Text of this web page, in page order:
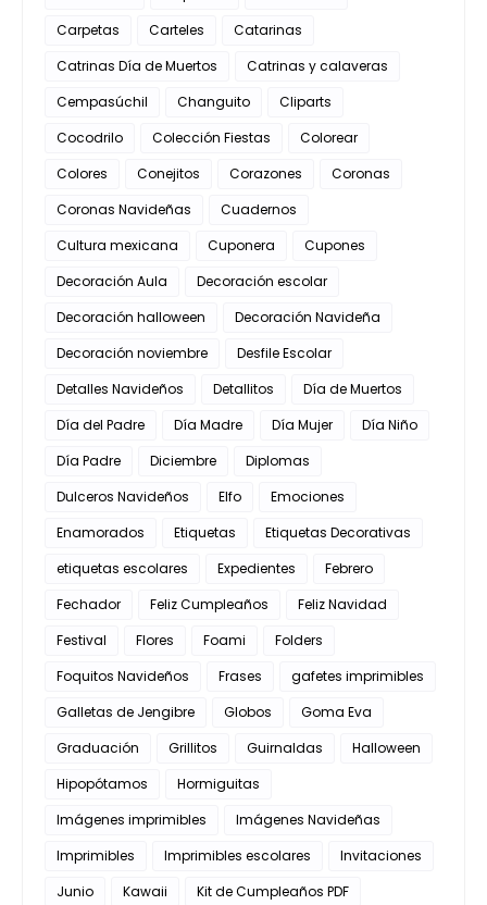
Carpetas
Carteles
Catarinas
Catrinas Día de Muertos
Catrinas y calaveras
Cempasúchil
Changuito
Cliparts
Cocodrilo
Colección Fiestas
Colorear
Colores
Conejitos Corazones
Coronas
Coronas Navideñas
Cuadernos
Cultura mexicana
Cuponera
Cupones
Decoración Aula
Decoración escolar
Decoración halloween
Decoración Navideña
Decoración noviembre
Desfile Escolar
Detalles Navideños
Detallitos
Día de Muertos
Día del Padre
Día Madre Día Mujer
Día Niño
Día Padre
Diciembre
Diplomas
Dulceros Navideños
Elfo
Emociones
Enamorados
Etiquetas
Etiquetas Decorativas
etiquetas escolares
Expedientes
Febrero
Fechador
Feliz Cumpleaños
Feliz Navidad
Festival
Flores Foami
Folders
Foquitos Navideños
Frases
gafetes imprimibles
Galletas de Jengibre
Globos
Goma Eva
Graduación
Grillitos Guirnaldas
Halloween
Hipopótamos
Hormiguitas
Imágenes imprimibles
Imágenes Navideñas
Imprimibles
Imprimibles escolares
Invitaciones
Junio
Kawaii
Kit de Cumpleaños PDF